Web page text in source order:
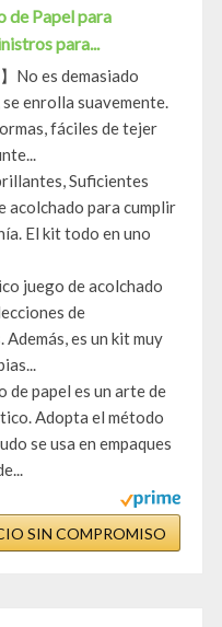
de Papel para
para...
No es demasiado
enrolla suavemente.
fáciles de tejer
Suficientes
acolchado para cumplir
El kit todo en uno
juego de acolchado
de
es un kit muy
de papel es un arte de
Adopta el método
se usa en empaques
SIN COMPROMISO